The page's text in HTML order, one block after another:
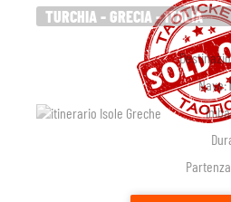
TURCHIA - GRECIA - ITALIA
Nave: